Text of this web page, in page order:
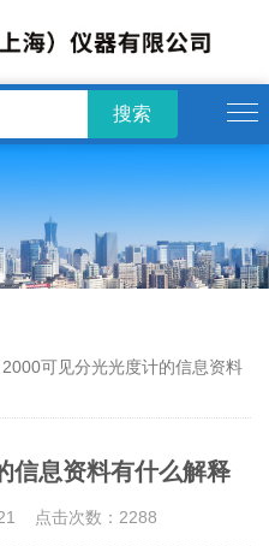
可见分光光度计的信息资料
信息资料有什么解释
点击次数：2288